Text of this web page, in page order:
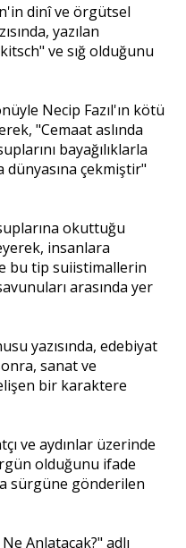
dinî ve örgütsel
yazılan
ve sığ olduğunu
Necip Fazıl'ın kötü
"Cemaat aslında
bayağılıklarla
çekmiştir"
okuttuğu
insanlara
bu tip suiistimallerin
arasında yer
yazısında, edebiyat
sanat ve
bir karaktere
ve aydınlar üzerinde
olduğunu ifade
sürgüne gönderilen
Anlatacak?" adlı